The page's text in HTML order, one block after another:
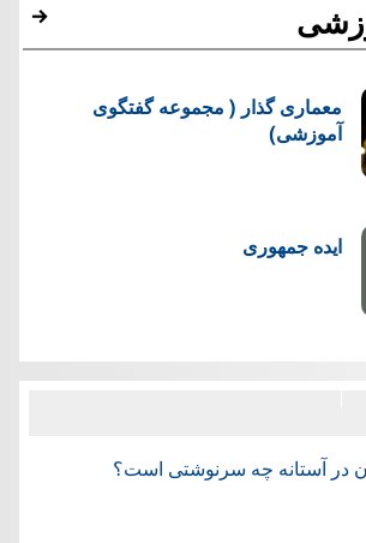
معماری گذار ( مجموعه گفتگوی
آموزشی)
ایده جمهوری
در آستانه چه سرنوشتی است؟